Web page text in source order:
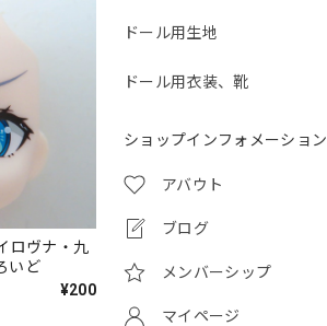
ドール用生地
ドール用衣装、靴
ショップインフォメーション
アバウト
ブログ
メンバーシップ
マイページ
ロヴナ・九
いど
¥200